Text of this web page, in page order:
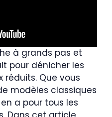
à grands pas et
pour dénicher les
réduits. Que vous
modèles classiques
a pour tous les